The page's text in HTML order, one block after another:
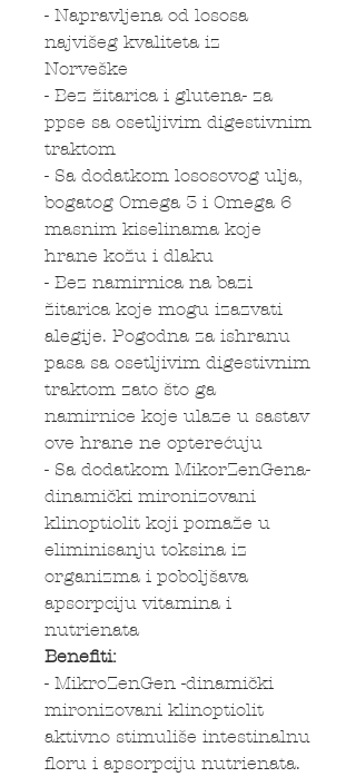
- Napravljena od lososa
najvišeg kvaliteta iz
Norveške
- Bez žitarica i glutena- za
ppse sa osetljivim digestivnim
traktom
- Sa dodatkom lososovog ulja,
bogatog Omega 3 i Omega 6
masnim kiselinama koje
hrane kožu i dlaku
- Bez namirnica na bazi
žitarica koje mogu izazvati
alegije. Pogodna za ishranu
pasa sa osetljivim digestivnim
traktom zato što ga
namirnice koje ulaze u sastav
ove hrane ne opterećuju
- Sa dodatkom MikorZenGena-
dinamički mironizovani
klinoptiolit koji pomaže u
eliminisanju toksina iz
organizma i poboljšava
apsorpciju vitamina i
nutrienata
Benefiti:
- MikroZenGen -dinamički
mironizovani klinoptiolit
aktivno stimuliše intestinalnu
floru i apsorpciju nutrienata.